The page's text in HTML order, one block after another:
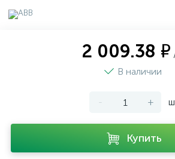
2 009.38 ₽
В наличии
- +
Купить